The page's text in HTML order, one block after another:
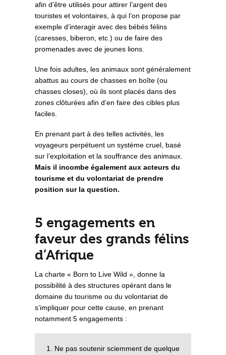
afin d’être utilisés pour attirer l’argent des
touristes et volontaires, à qui l’on propose par
exemple d’interagir avec des bébés félins
(caresses, biberon, etc.) ou de faire des
promenades avec de jeunes lions.
Une fois adultes, les animaux sont généralement
abattus au cours de chasses en boîte (ou
chasses closes), où ils sont placés dans des
zones clôturées afin d’en faire des cibles plus
faciles.
En prenant part à des telles activités, les
voyageurs perpétuent un système cruel, basé
sur l’exploitation et la souffrance des animaux.
Mais il incombe également aux acteurs du
tourisme et du volontariat de prendre
position sur la question.
5 engagements en
faveur des grands félins
d’Afrique
La charte « Born to Live Wild », donne la
possibilité à des structures opérant dans le
domaine du tourisme ou du volontariat de
s’impliquer pour cette cause, en prenant
notamment 5 engagements :
Ne pas soutenir sciemment de quelque